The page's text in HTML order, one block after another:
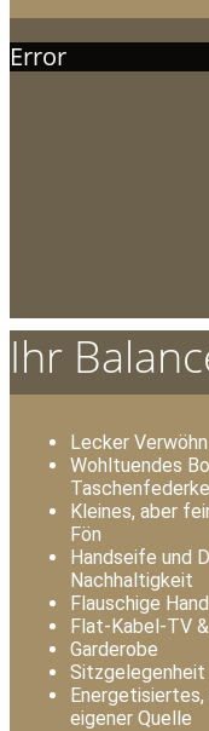
Error
Ihr
Lecker
Wohltuendes
Kleines, aber
Fön
Handseife und
Nachhaltigkeit
Flauschige
Flat-Kabel-TV
Garderobe
Sitzgelegenheit
Energetisiertes,
eigener Quelle